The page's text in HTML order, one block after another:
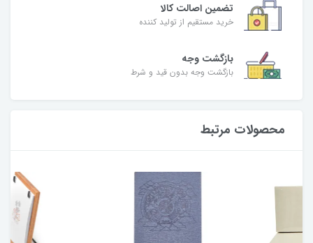
تضمین اصالت کالا
خرید مستقیم از تولید کننده
بازگشت وجه
بازگشت وجه بدون قید و شرط
محصولات مرتبط